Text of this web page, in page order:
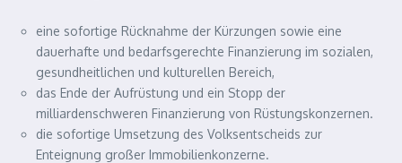
eine sofortige Rücknahme der Kürzungen sowie eine
dauerhafte und bedarfsgerechte Finanzierung im sozialen,
gesundheitlichen und kulturellen Bereich,
das Ende der Aufrüstung und ein Stopp der
milliardenschweren Finanzierung von Rüstungskonzernen.
die sofortige Umsetzung des Volksentscheids zur
Enteignung großer Immobilienkonzerne.